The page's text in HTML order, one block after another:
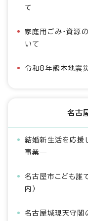
て
家庭用ごみ・資源
いて
令和8年熊本地震
名古
結婚新生活を応援
事業―
名古屋市こども誰
内）
名古屋城現天守閣